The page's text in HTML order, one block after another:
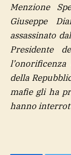
Menzione
Giuseppe
assassinato
Presidente
della
mafie gli ha
hanno